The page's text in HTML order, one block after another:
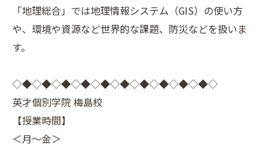
「地理総合」では地理情報システム（GIS）の使い方
や、環境や資源など世界的な課題、防災などを扱いま
す。
◇◆◇◆◇◆◇◆◇◆◇◆◇◆◇◆◇◆◇◆◇
英才個別学院 梅島校
【授業時間】
＜月～金＞